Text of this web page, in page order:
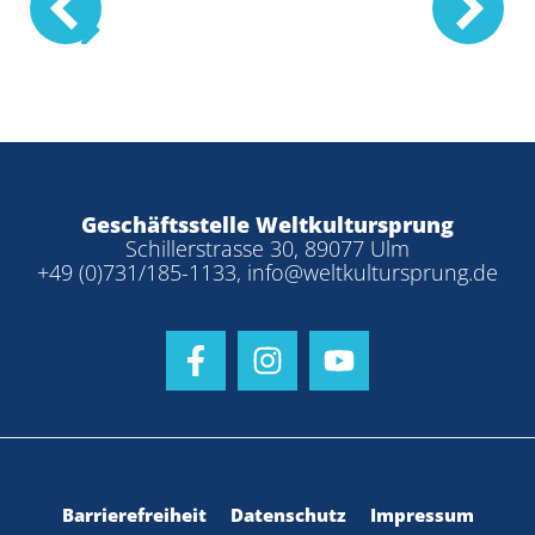
Prev
Geschäftsstelle Weltkultursprung
Schillerstrasse 30, 89077 Ulm
+49 (0)731/185-1133, info@weltkultursprung.de
Barrierefreiheit Datenschutz Impressum